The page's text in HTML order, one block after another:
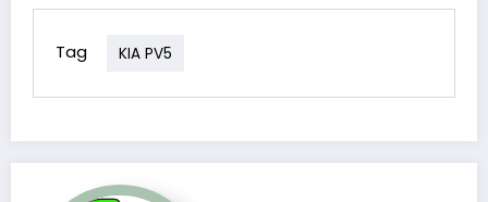
Tag KIA PV5